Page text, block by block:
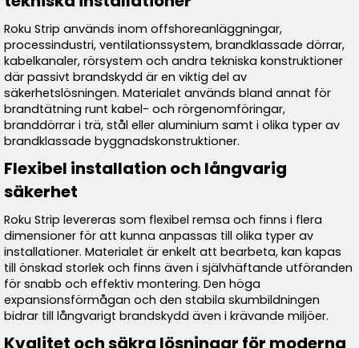
Roku Strip används inom offshoreanläggningar,
processindustri, ventilationssystem, brandklassade dörrar,
kabelkanaler, rörsystem och andra tekniska konstruktioner
där passivt brandskydd är en viktig del av
säkerhetslösningen. Materialet används bland annat för
brandtätning runt kabel- och rörgenomföringar,
branddörrar i trä, stål eller aluminium samt i olika typer av
brandklassade byggnadskonstruktioner.
Flexibel installation och långvarig
säkerhet
Roku Strip levereras som flexibel remsa och finns i flera
dimensioner för att kunna anpassas till olika typer av
installationer. Materialet är enkelt att bearbeta, kan kapas
till önskad storlek och finns även i självhäftande utföranden
för snabb och effektiv montering. Den höga
expansionsförmågan och den stabila skumbildningen
bidrar till långvarigt brandskydd även i krävande miljöer.
Kvalitet och säkra lösningar för moderna